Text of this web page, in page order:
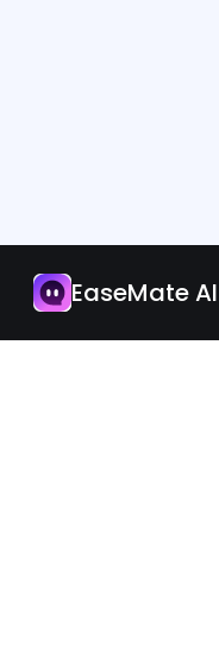
Aplikasi
EaseMate AI